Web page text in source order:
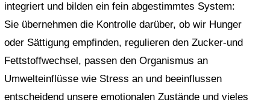
integriert und bilden ein fein abgestimmtes System:
Sie übernehmen die Kontrolle darüber, ob wir Hunger
oder Sättigung empfinden, regulieren den Zucker-und
Fettstoffwechsel, passen den Organismus an
Umwelteinflüsse wie Stress an und beeinflussen
entscheidend unsere emotionalen Zustände und vieles